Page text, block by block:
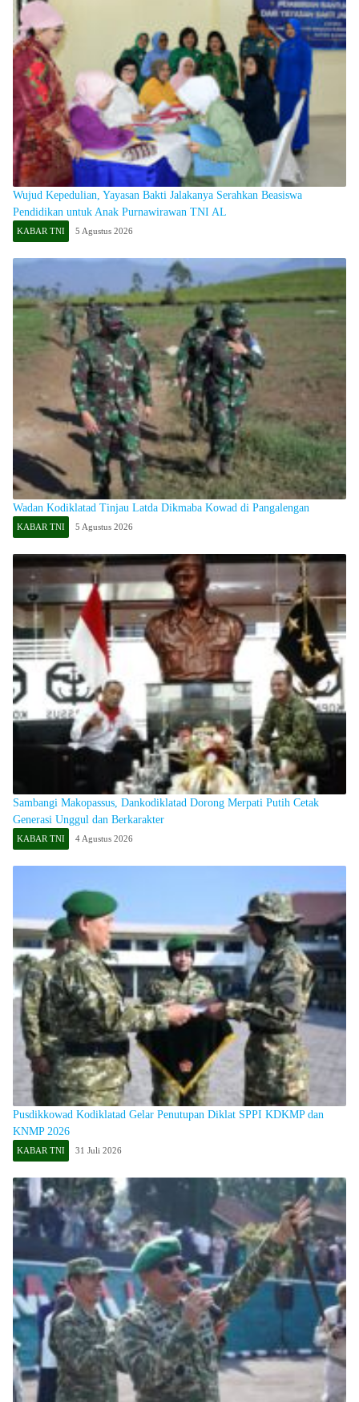
Wujud Kepedulian, Yayasan Bakti Jalakanya Serahkan Beasiswa
Pendidikan untuk Anak Purnawirawan TNI AL
KABAR TNI 5 Agustus 2026
Wadan Kodiklatad Tinjau Latda Dikmaba Kowad di Pangalengan
KABAR TNI 5 Agustus 2026
​Sambangi Makopassus, Dankodiklatad Dorong Merpati Putih Cetak
Generasi Unggul dan Berkarakter
KABAR TNI 4 Agustus 2026
Pusdikkowad Kodiklatad Gelar Penutupan Diklat SPPI KDKMP dan
KNMP 2026
KABAR TNI 31 Juli 2026